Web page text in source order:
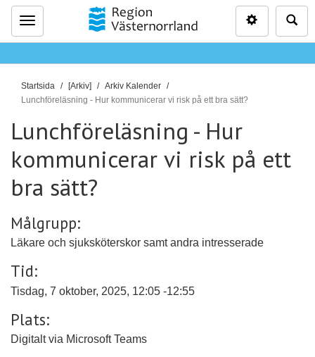
Meny
D
u
r
h
ä
r
Startsida [Arkiv]
Arkiv Kalender
Lunchföreläsning - Hur kommunicerar vi risk på ett bra sätt?
Lunchföreläsning - Hur
kommunicerar vi risk på ett
bra sätt?
Målgrupp:
Läkare och sjuksköterskor samt andra intresserade
Tid:
Tisdag, 7 oktober, 2025, 12:05 -12:55
Plats:
Digitalt via Microsoft Teams